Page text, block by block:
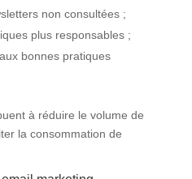
non consultées ;
plus responsables ;
bonnes pratiques
à réduire le volume de
la consommation de